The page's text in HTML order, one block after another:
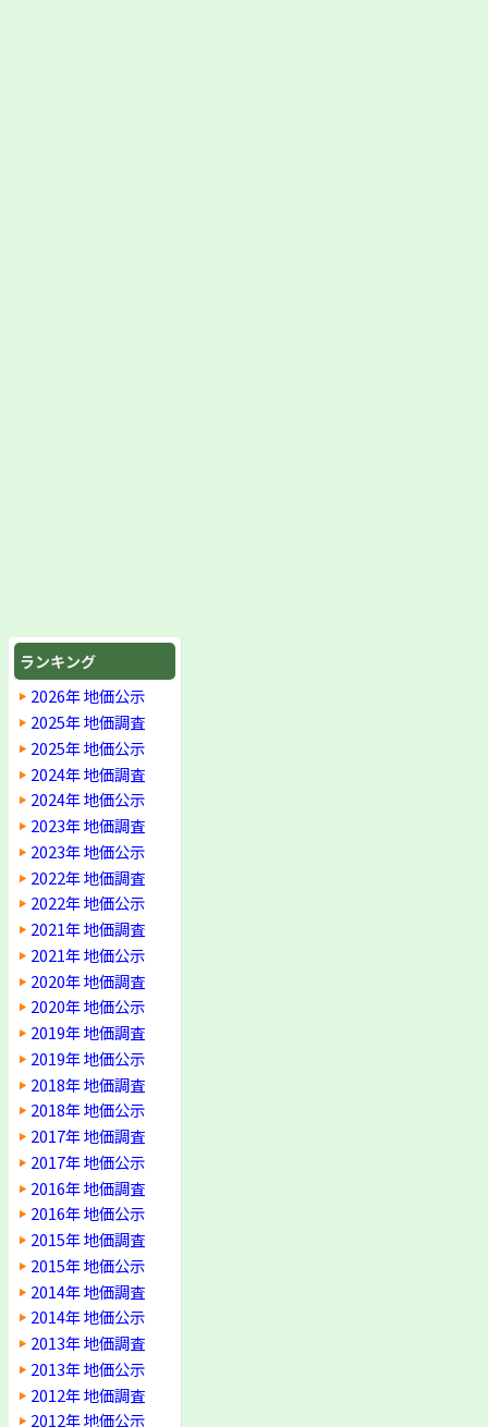
ランキング
2026年 地価公示
2025年 地価調査
2025年 地価公示
2024年 地価調査
2024年 地価公示
2023年 地価調査
2023年 地価公示
2022年 地価調査
2022年 地価公示
2021年 地価調査
2021年 地価公示
2020年 地価調査
2020年 地価公示
2019年 地価調査
2019年 地価公示
2018年 地価調査
2018年 地価公示
2017年 地価調査
2017年 地価公示
2016年 地価調査
2016年 地価公示
2015年 地価調査
2015年 地価公示
2014年 地価調査
2014年 地価公示
2013年 地価調査
2013年 地価公示
2012年 地価調査
2012年 地価公示